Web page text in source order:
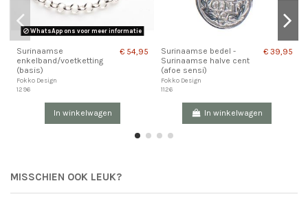
WhatsApp ons voor meer informatie
Surinaamse
enkelband/voetketting
(basis)
Fokko Design
1296
€ 54,95
In winkelwagen
Surinaamse bedel -
Surinaamse halve cent
(afoe sensi)
Fokko Design
1126
€ 39,95
In winkelwagen
MISSCHIEN OOK LEUK?